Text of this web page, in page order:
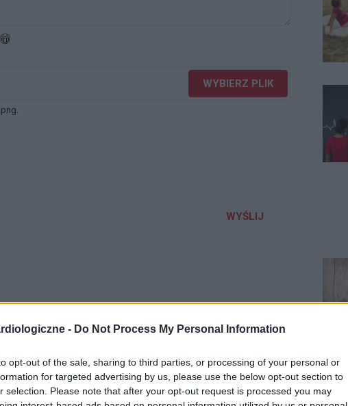
- Do Not Process My Personal Information
opt-out of the sale, sharing to third parties, or processing of your personal or
for targeted advertising by us, please use the below opt-out section to
selection. Please note that after your opt-out request is processed you may
WYBIERZ PLIK
WYŚLIJ
doszły leki psychotropowe, ciśnienie mam niskie w
czy ktoś go odstawiał ?